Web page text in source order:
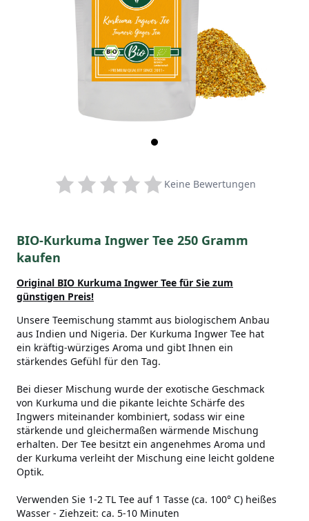
Keine Bewertungen
BIO-Kurkuma Ingwer Tee 250 Gramm
kaufen
Original BIO Kurkuma Ingwer Tee für Sie zum
günstigen Preis!
Unsere Teemischung stammt aus biologischem Anbau
aus Indien und Nigeria. Der Kurkuma Ingwer Tee hat
ein kräftig-würziges Aroma und gibt Ihnen ein
stärkendes Gefühl für den Tag.
Bei dieser Mischung wurde der exotische Geschmack
von Kurkuma und die pikante leichte Schärfe des
Ingwers miteinander kombiniert, sodass wir eine
stärkende und gleichermaßen wärmende Mischung
erhalten. Der Tee besitzt ein angenehmes Aroma und
der Kurkuma verleiht der Mischung eine leicht goldene
Optik.
Verwenden Sie 1-2 TL Tee auf 1 Tasse (ca. 100° C) heißes
Wasser - Ziehzeit: ca. 5-10 Minuten